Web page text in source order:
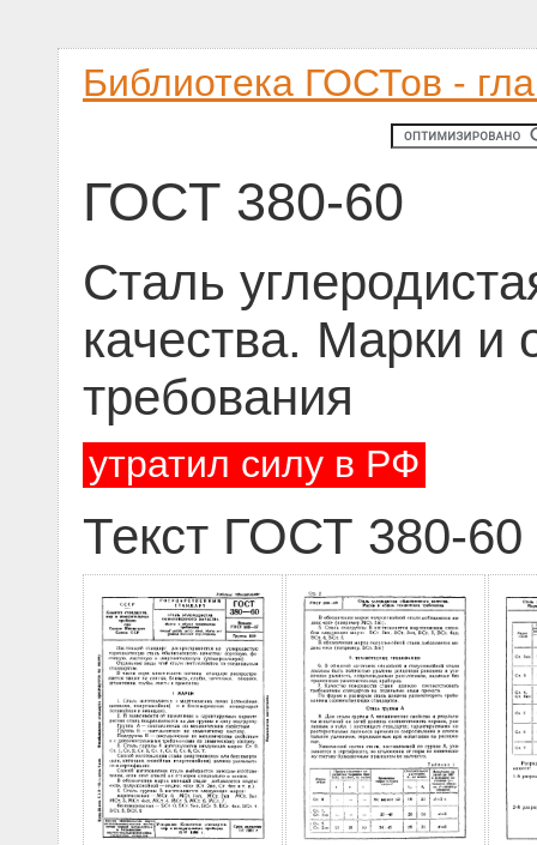
Библиотека ГОСТов -
ГОСТ 380-60
Сталь
качества. Марки и
требования
утратил силу в РФ
Текст ГОСТ 380-60